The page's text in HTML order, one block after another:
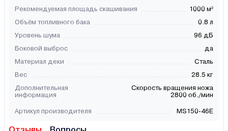
Рекомендуемая площадь скашивания
1000 м²
Объём топливного бака
0.8 л
Уровень шума
96 дБ
Боковой выброс
да
Материал деки
Сталь
Вес
28.5 кг
Дополнительная
информация
Скорость вращения ножа
2800 об./мин
Артикул производителя MS150-46E